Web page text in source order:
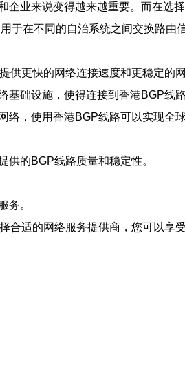
业来说变得越来越重要。而在选
于在不同的自治系统之间交换路由
供更快的网络连接速度和更稳定的网
础设施，使得连接到香港BGP线
，使用香港BGP线路可以实现全球
供的BGP线路质量和稳定性。
务。
适的网络服务提供商，您可以享